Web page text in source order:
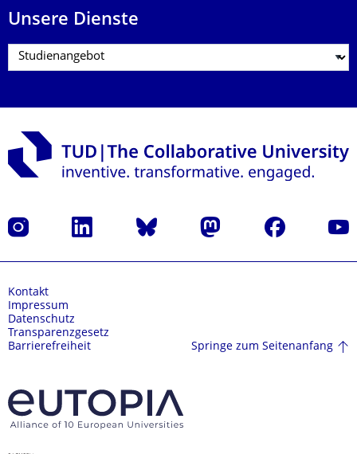
Unsere Dienste
Instagram LinkedIn Bluesky Mastodon Facebook
Kontakt
Impressum
Datenschutz
Transparenzgesetz
Barrierefreiheit
Springe zum Seitenanfang